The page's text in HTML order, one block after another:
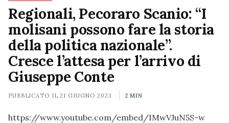
Regionali, Pecoraro Scanio: “I
molisani possono fare la storia
della politica nazionale”.
Cresce l’attesa per l’arrivo di
Giuseppe Conte
PUBBLICATO IL21 GIUGNO 2023 2 MIN
https://www.youtube.com/embed/IMwVJuN5S-w